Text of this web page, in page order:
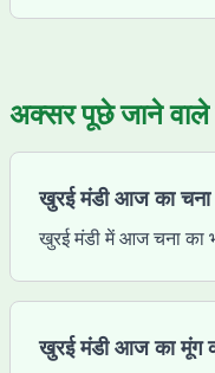
अक्सर पूछे जाने
खुरई मंडी आज का चना
खुरई मंडी में आज चना का
खुरई मंडी आज का मूंग